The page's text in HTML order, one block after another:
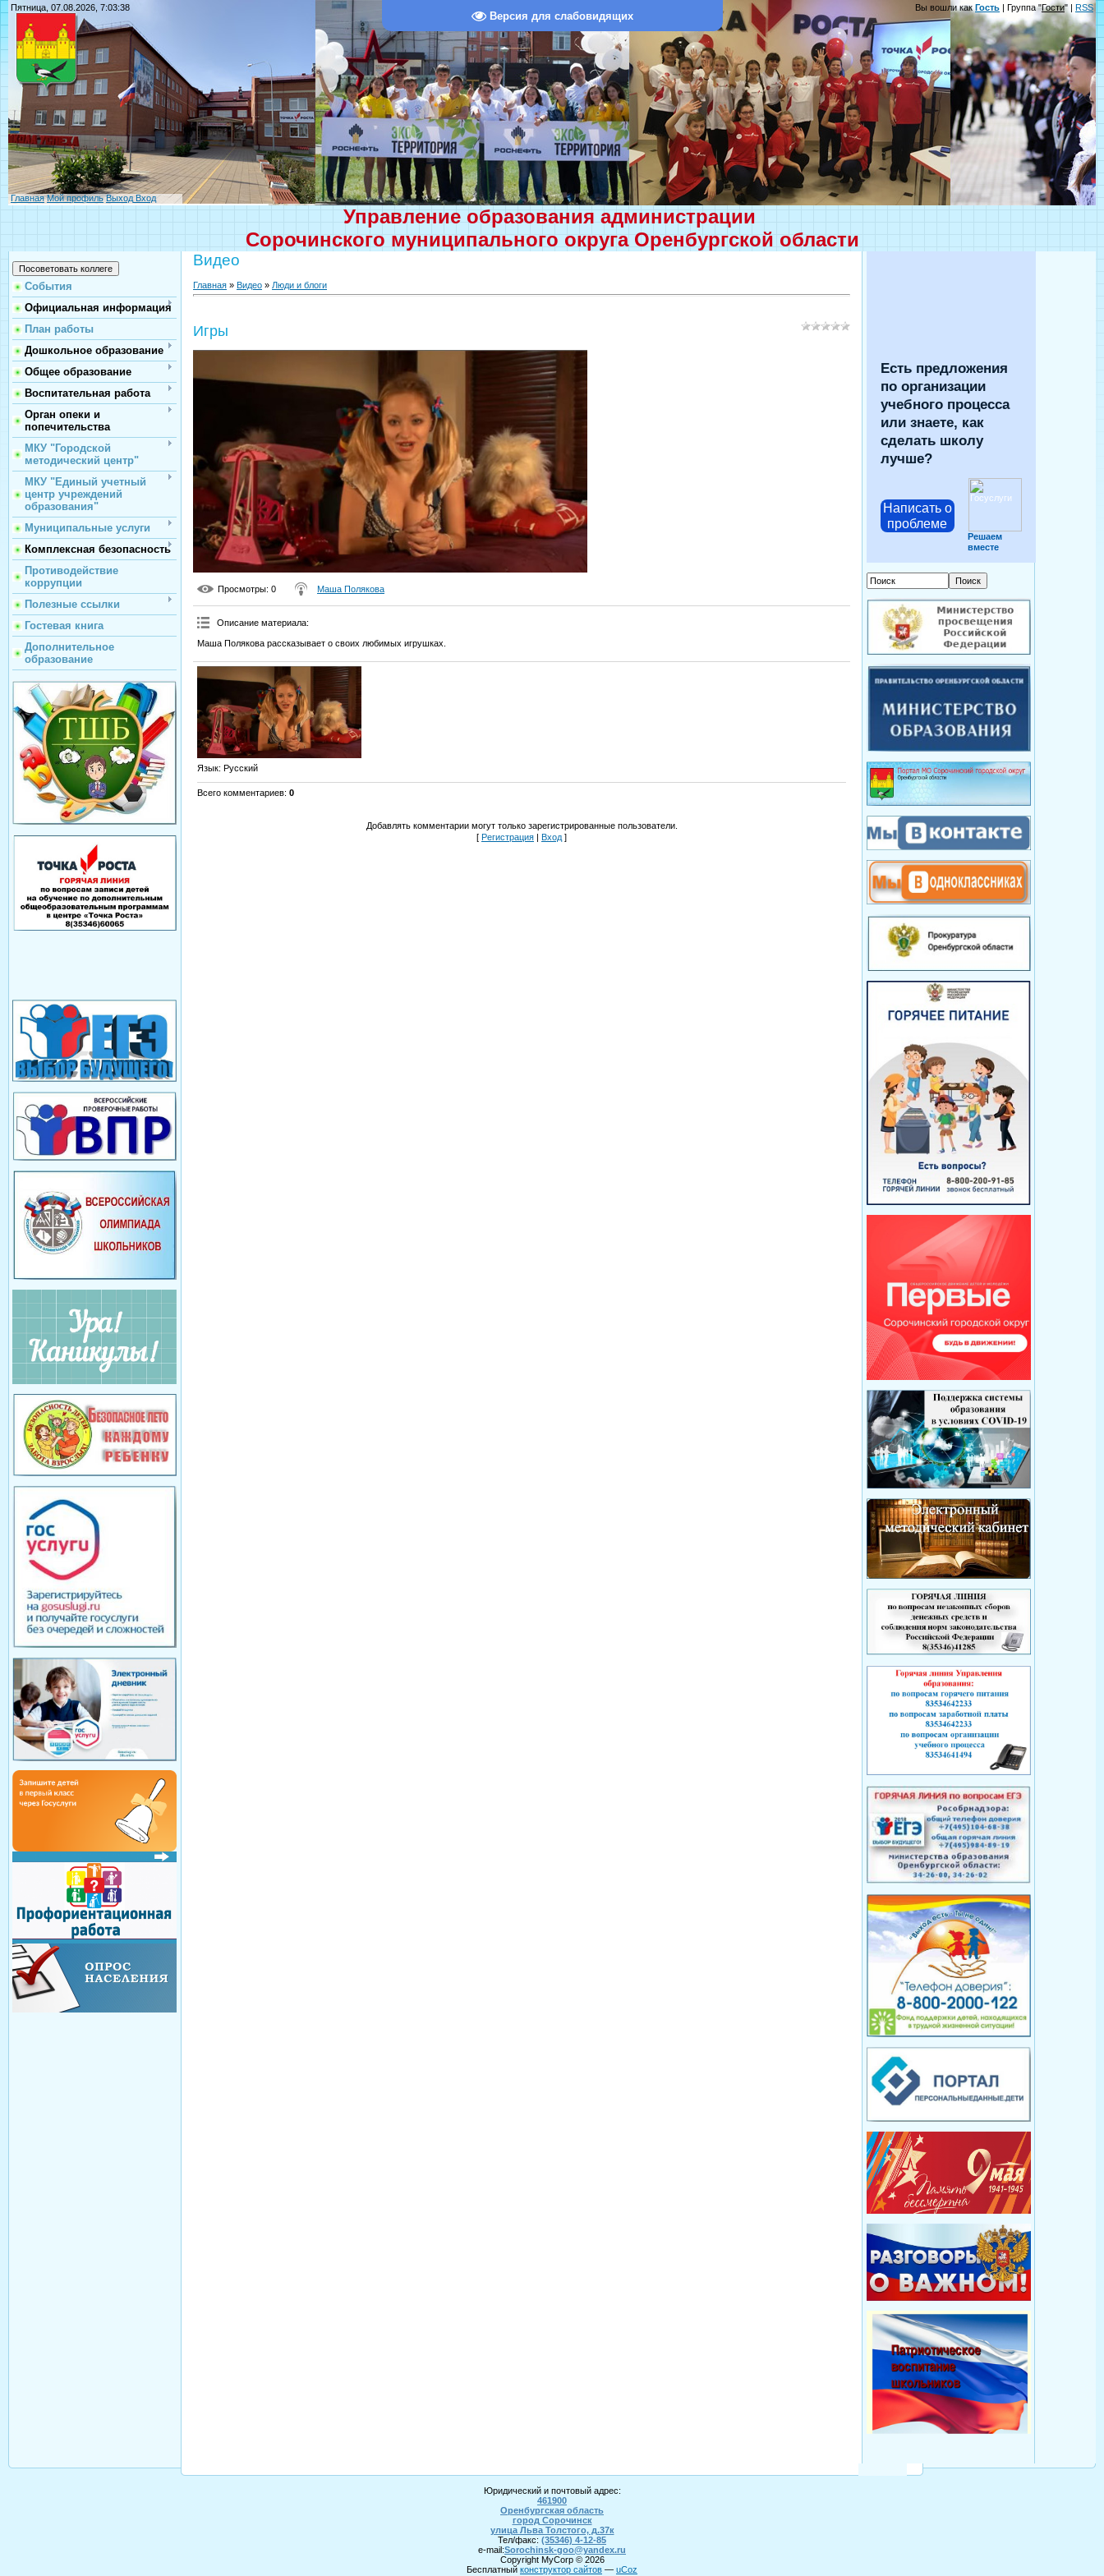
Версия для слабовидящих
Пятница, 07.08.2026, 7:03:38 Вы вошли какГость | Группа "Гости" | RSS
Главная Мой профиль Выход Вход
Управление образования администрации
Сорочинского муниципального округа Оренбургской области
События
Официальная информация
План работы
Дошкольное образование
Общее образование
Воспитательная работа
Орган опеки и
попечительства
МКУ "Городской
методический центр"
МКУ "Единый учетный
центр учреждений
образования"
Муниципальные услуги
Комплексная безопасность
Противодействие
коррупции
Полезные ссылки
Гостевая книга
Дополнительное
образование
Видео
Главная » Видео » Люди и блоги
Игры
Просмотры: 0 Маша Полякова
Описание материала:
Маша Полякова рассказывает о своих любимых игрушках.
Язык: Русский
Всего комментариев: 0
Добавлять комментарии могут только зарегистрированные пользователи.
[ Регистрация Вход ]
Есть предложения
по организации
учебного процесса
или знаете, как
сделать школу
лучше?
Написать о
проблеме
Решаем
вместе
Юридический и почтовый адрес:
461900
Оренбургская область
город Сорочинск
улица Льва Толстого, д.37к
Тел/факс: (35346) 4-12-85
e-mail:Sorochinsk-goo@yandex.ru
Copyright MyCorp © 2026
Бесплатный конструктор сайтов — uCoz